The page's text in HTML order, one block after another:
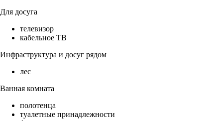
Для досуга
телевизор
кабельное ТВ
Инфраструктура и досуг рядом
лес
Ванная комната
полотенца
туалетные принадлежности